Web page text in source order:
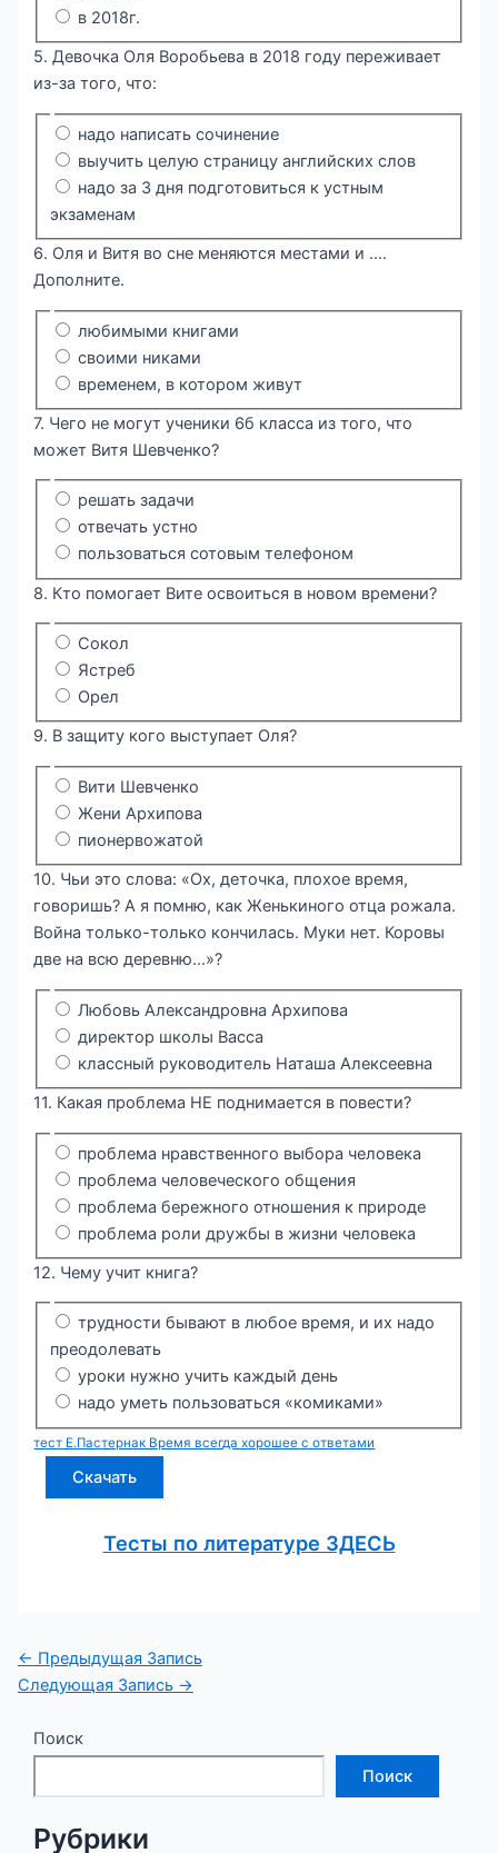
в 2018г.
5. Девочка Оля Воробьева в 2018 году переживает
из-за того, что:
надо написать сочинение
выучить целую страницу английских слов
надо за 3 дня подготовиться к устным
экзаменам
6. Оля и Витя во сне меняются местами и ….
Дополните.
любимыми книгами
своими никами
временем, в котором живут
7. Чего не могут ученики 6б класса из того, что
может Витя Шевченко?
решать задачи
отвечать устно
пользоваться сотовым телефоном
8. Кто помогает Вите освоиться в новом времени?
Сокол
Ястреб
Орел
9. В защиту кого выступает Оля?
Вити Шевченко
Жени Архипова
пионервожатой
10. Чьи это слова: «Ох, деточка, плохое время,
говоришь? А я помню, как Женькиного отца рожала.
Война только-только кончилась. Муки нет. Коровы
две на всю деревню…»?
Любовь Александровна Архипова
директор школы Васса
классный руководитель Наташа Алексеевна
11. Какая проблема НЕ поднимается в повести?
проблема нравственного выбора человека
проблема человеческого общения
проблема бережного отношения к природе
проблема роли дружбы в жизни человека
12. Чему учит книга?
трудности бывают в любое время, и их надо
преодолевать
уроки нужно учить каждый день
надо уметь пользоваться «комиками»
тест Е.Пастернак Время всегда хорошее с ответами
Скачать
Тесты по литературе ЗДЕСЬ
Навигация
по
← Предыдущая Запись
Следующая Запись →
Поиск
Поиск
Рубрики